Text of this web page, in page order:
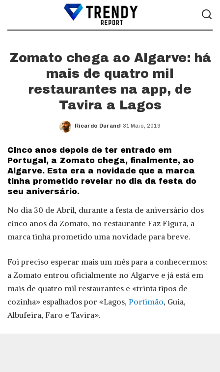
Zomato chega ao Algarve: há
mais de quatro mil
restaurantes na app, de
Tavira a Lagos
Posted
Ricardo Durand 31 Maio, 2019
Cinco anos depois de ter entrado em
Portugal, a Zomato chega, finalmente, ao
Algarve. Esta era a novidade que a marca
tinha prometido revelar no dia da festa do
seu aniversário.
No dia 30 de Abril, durante a festa de aniversário dos
cinco anos da Zomato, no restaurante Faz Figura, a
marca tinha prometido uma novidade para breve.
Foi preciso esperar mais um mês para a conhecermos:
a Zomato entrou oficialmente no Algarve e já está em
mais de quatro mil restaurantes e «trinta tipos de
cozinha» espalhados por «Lagos, Portimão, Guia,
Albufeira, Faro e Tavira».